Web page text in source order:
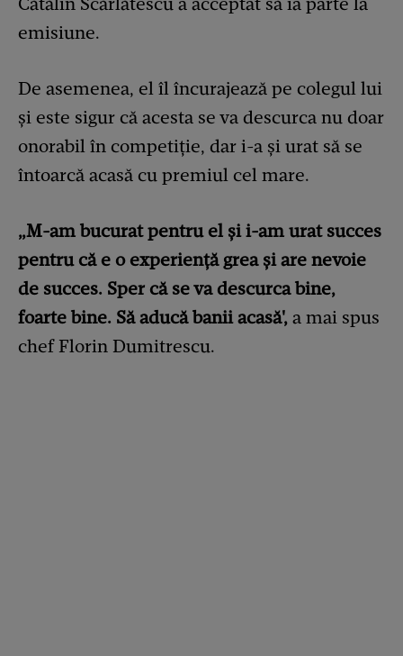
emisiune.
De asemenea, el îl încurajează pe colegul lui
și este sigur că acesta se va descurca nu doar
onorabil în competiție, dar i-a și urat să se
întoarcă acasă cu premiul cel mare.
„M-am bucurat pentru el și i-am urat succes
pentru că e o experiență grea și are nevoie
de succes. Sper că se va descurca bine,
foarte bine. Să aducă banii acasă', a mai spus
chef Florin Dumitrescu.